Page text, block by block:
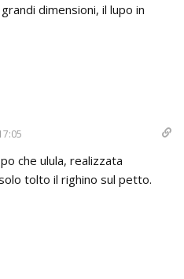
dimensioni, il lupo in
che ulula, realizzata
tolto il righino sul petto.